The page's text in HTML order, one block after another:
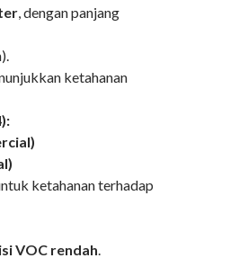
, dengan panjang
ketahanan
ketahanan terhadap
VOC rendah.